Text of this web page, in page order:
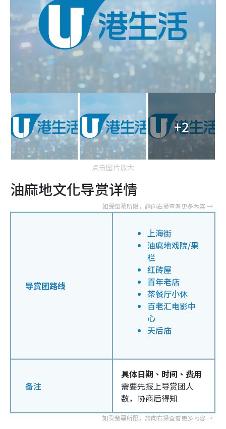
+2
点击图片放大
油麻地文化导赏详情
导赏团路线
上海街
油麻地戏院/果
栏
红砖屋
百年老店
茶餐厅小休
百老汇电影中
心
天后庙
备注
具体日期、时间、费用
需要先报上导赏团人
数，协商后得知